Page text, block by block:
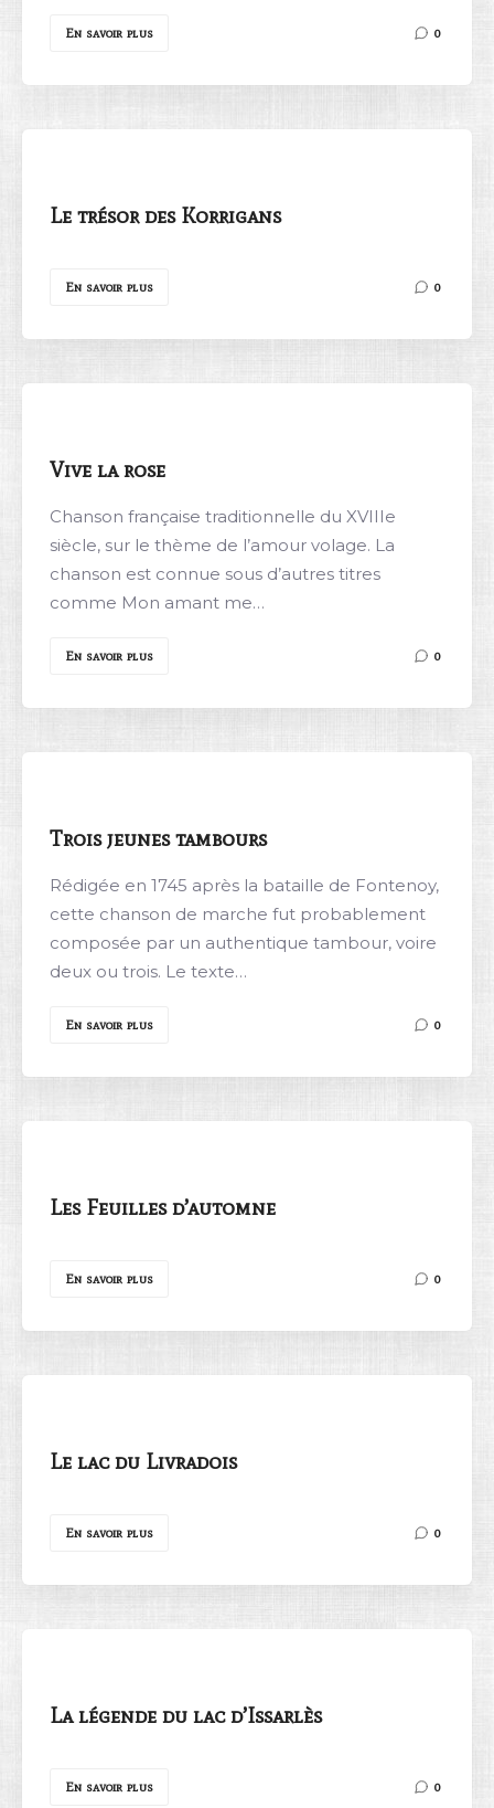
En savoir plus 0
Le trésor des Korrigans
En savoir plus 0
Vive la rose
Chanson française traditionnelle du XVIIIe
siècle, sur le thème de l’amour volage. La
chanson est connue sous d’autres titres
comme Mon amant me…
En savoir plus 0
Trois jeunes tambours
Rédigée en 1745 après la bataille de Fontenoy,
cette chanson de marche fut probablement
composée par un authentique tambour, voire
deux ou trois. Le texte…
En savoir plus 0
Les Feuilles d’automne
En savoir plus 0
Le lac du Livradois
En savoir plus 0
La légende du lac d’Issarlès
En savoir plus 0